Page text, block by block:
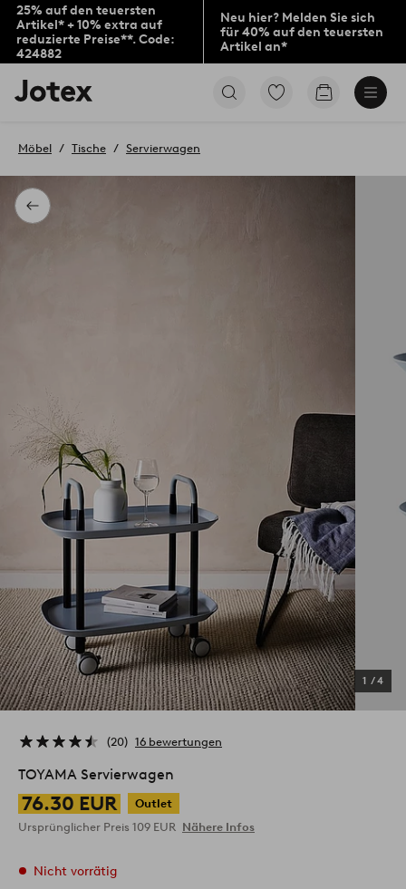
25% auf den teuersten
Artikel* + 10% extra auf
reduzierte Preise**. Code:
424882
Neu hier? Melden Sie sich
für 40% auf den teuersten
Artikel an*
Jotex-
Logo
Startseite
Zu
Produkten
Zum
Zurück
Möbel Tische Servierwagen
1 /4
20 16 bewertungen
TOYAMA Servierwagen
76.30 EUR
Outlet
Ursprünglicher Preis 109 EUR Nähere Infos
Nicht vorrätig